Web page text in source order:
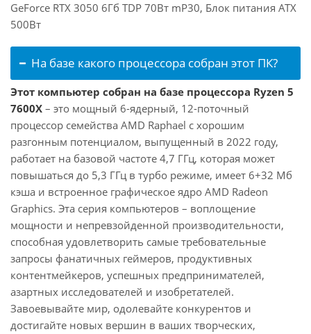
GeForce RTX 3050 6Гб TDP 70Вт mP30, Блок питания ATX
500Вт
На базе какого процессора собран этот ПК?
Этот компьютер собран на базе процессора Ryzen 5
7600X – это мощный 6-ядерный, 12-поточный
процессор семейства AMD Raphael с хорошим
разгонным потенциалом, выпущенный в 2022 году,
работает на базовой частоте 4,7 ГГц, которая может
повышаться до 5,3 ГГц в турбо режиме, имеет 6+32 Мб
кэша и встроенное графическое ядро AMD Radeon
Graphics. Эта серия компьютеров – воплощение
мощности и непревзойденной производительности,
способная удовлетворить самые требовательные
запросы фанатичных геймеров, продуктивных
контентмейкеров, успешных предпринимателей,
азартных исследователей и изобретателей.
Завоевывайте мир, одолевайте конкурентов и
достигайте новых вершин в ваших творческих,